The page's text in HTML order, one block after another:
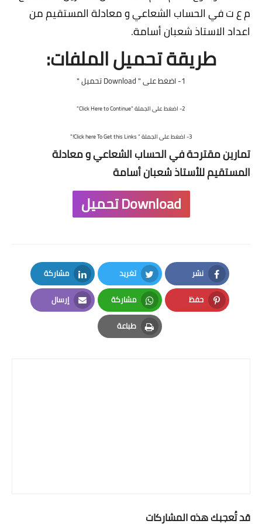
شهادة البكالوريا BAC
licence
master
الأستاذ
الأستاذ المتربص
مذكرات
توظيف
كتب
م ع ت في الحساب الشعاعي و معادلة المستقيم من
اعداد الاستاذ شعبان أسامة.
طريقة تحميل الملفات:
1- اضغط على " Download تحميل "
2- اضغط على الجملة "Click Here to Continue"
3- اضغط على الجملة " Click here ToGet this Links
!
"
تمارين مقترحة في الحساب الشعاعي و معادلة
المستقيم للأستاذ شعبان أسامة
Download تحميل
نشر
Facebook
تغريد
Twitter
مشاركة
LinkedIn
حفظ
Pinterest
مشاركة
Whatsapp
إرسال
Email
طباعة
Print
قد تُعجبك هذه المشاركات